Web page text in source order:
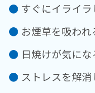
すぐにイライ
お煙草を吸われ
日焼けが気にな
ストレスを解